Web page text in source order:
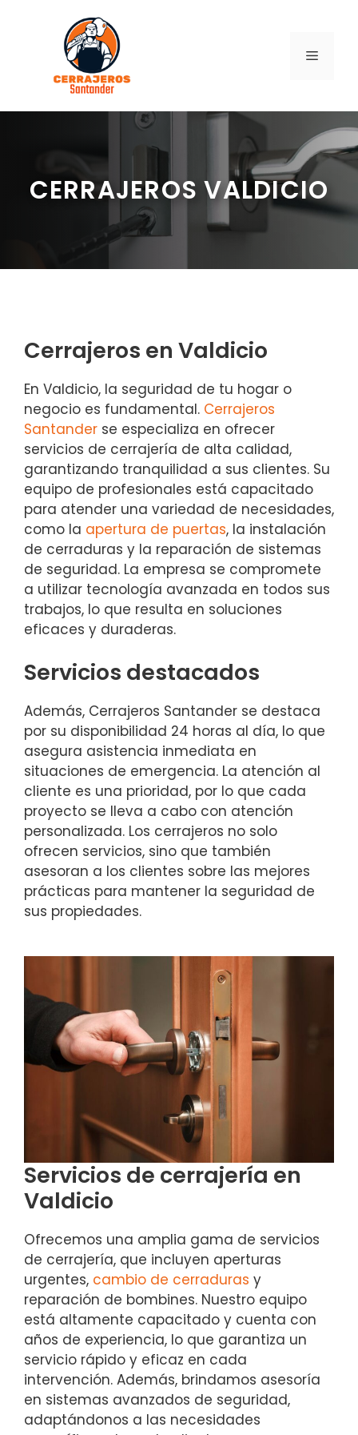
contenido
MENÚ
CERRAJEROS VALDICIO
Cerrajeros en Valdicio
En Valdicio, la seguridad de tu hogar o
negocio es fundamental. Cerrajeros
Santander se especializa en ofrecer
servicios de cerrajería de alta calidad,
garantizando tranquilidad a sus clientes. Su
equipo de profesionales está capacitado
para atender una variedad de necesidades,
como la apertura de puertas, la instalación
de cerraduras y la reparación de sistemas
de seguridad. La empresa se compromete
a utilizar tecnología avanzada en todos sus
trabajos, lo que resulta en soluciones
eficaces y duraderas.
Servicios destacados
Además, Cerrajeros Santander se destaca
por su disponibilidad 24 horas al día, lo que
asegura asistencia inmediata en
situaciones de emergencia. La atención al
cliente es una prioridad, por lo que cada
proyecto se lleva a cabo con atención
personalizada. Los cerrajeros no solo
ofrecen servicios, sino que también
asesoran a los clientes sobre las mejores
prácticas para mantener la seguridad de
sus propiedades.
Servicios de cerrajería en
Valdicio
Ofrecemos una amplia gama de servicios
de cerrajería, que incluyen aperturas
urgentes, cambio de cerraduras y
reparación de bombines. Nuestro equipo
está altamente capacitado y cuenta con
años de experiencia, lo que garantiza un
servicio rápido y eficaz en cada
intervención. Además, brindamos asesoría
en sistemas avanzados de seguridad,
adaptándonos a las necesidades